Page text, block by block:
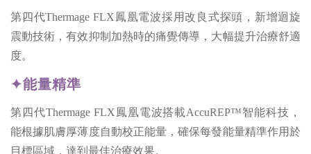
第四代Thermage FLX鳳凰電波採用改良式探頭，新增迴旋
震動技術，有效抑制加熱時的痛覺傳導，大幅提升治療舒適
度。
✦能量精準
第四代Thermage FLX鳳凰電波搭載AccuREP™智能科技，
能根據肌膚厚薄度自動校正能量，確保每發能量精準作用於
目標區域，達到最佳治療效果。